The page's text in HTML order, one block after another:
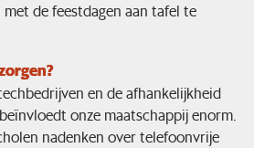
de feestdagen aan tafel te
en de afhankelijkheid
onze maatschappij enorm.
nadenken over telefoonvrije